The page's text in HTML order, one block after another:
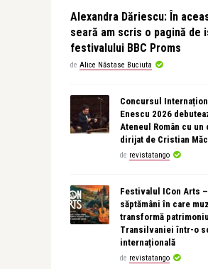
Alexandra Dăriescu: În
seară am scris o pagină de
festivalului BBC Proms
de Alice Năstase Buciuta
Concursul
Enescu 2026
Ateneul Român cu un
dirijat de Cristian
de revistatango
Festivalul ICon Arts –
săptămâni în care
transformă patrimoniul
Transilvaniei într-o
internațională
de revistatango